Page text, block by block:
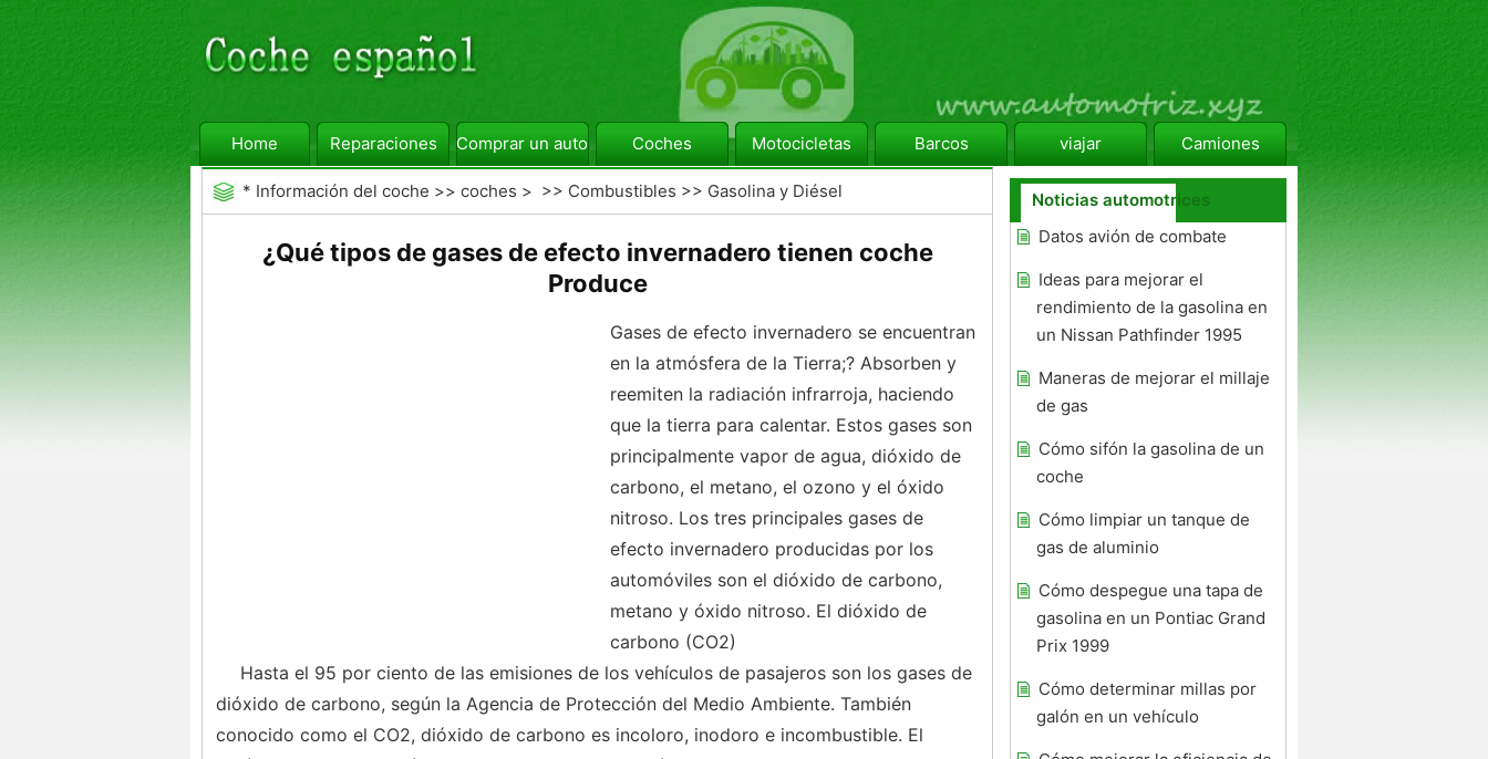
Home Reparaciones Comprar un automóvil Coches Motocicletas Barcos viajar Camiones
* Información del coche >> coches > >> Combustibles >> Gasolina y Diésel
¿Qué tipos de gases de efecto invernadero tienen coche
Produce
Gases de efecto invernadero se encuentran
en la atmósfera de la Tierra;? Absorben y
reemiten la radiación infrarroja, haciendo
que la tierra para calentar. Estos gases son
principalmente vapor de agua, dióxido de
carbono, el metano, el ozono y el óxido
nitroso. Los tres principales gases de
efecto invernadero producidas por los
automóviles son el dióxido de carbono,
metano y óxido nitroso. El dióxido de
carbono (CO2)
Hasta el 95 por ciento de las emisiones de los vehículos de pasajeros son los gases de
dióxido de carbono, según la Agencia de Protección del Medio Ambiente. También
conocido como el CO2, dióxido de carbono es incoloro, inodoro e incombustible. El
Noticias automotrices
Datos avión de combate
Ideas para mejorar el
rendimiento de la gasolina en
un Nissan Pathfinder 1995
Maneras de mejorar el millaje
de gas
Cómo sifón la gasolina de un
coche
Cómo limpiar un tanque de
gas de aluminio
Cómo despegue una tapa de
gasolina en un Pontiac Grand
Prix 1999
Cómo determinar millas por
galón en un vehículo